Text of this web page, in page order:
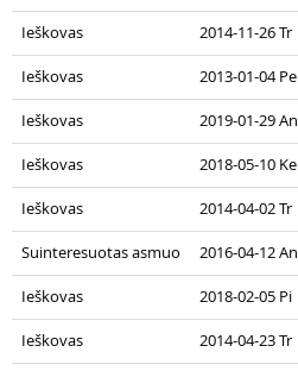
Ieškovas 2014-11-26 Tr
Ieškovas 2013-01-04 Pe
Ieškovas 2019-01-29 An
Ieškovas 2018-05-10 Ke
Ieškovas 2014-04-02 Tr
Suinteresuotas asmuo 2016-04-12 An
Ieškovas 2018-02-05 Pi
Ieškovas 2014-04-23 Tr